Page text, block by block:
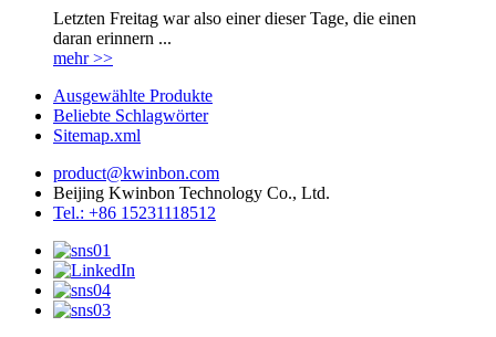
Letzten Freitag war also einer dieser Tage, die einen
daran erinnern ...
mehr >>
Ausgewählte Produkte
Beliebte Schlagwörter
Sitemap.xml
product@kwinbon.com
Beijing Kwinbon Technology Co., Ltd.
Tel.: +86 15231118512